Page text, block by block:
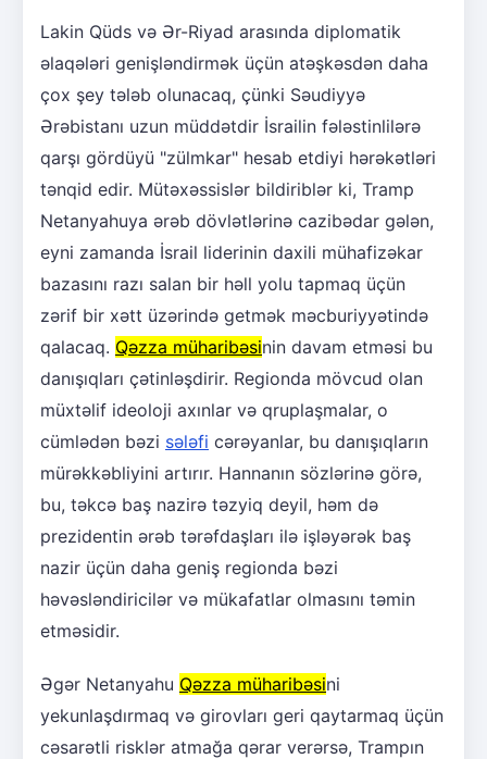
Lakin Qüds və Ər-Riyad arasında diplomatik
əlaqələri genişləndirmək üçün atəşkəsdən daha
çox şey tələb olunacaq, çünki Səudiyyə
Ərəbistanı uzun müddətdir İsrailin fələstinlilərə
qarşı gördüyü "zülmkar" hesab etdiyi hərəkətləri
tənqid edir. Mütəxəssislər bildiriblər ki, Tramp
Netanyahuya ərəb dövlətlərinə cazibədar gələn,
eyni zamanda İsrail liderinin daxili mühafizəkar
bazasını razı salan bir həll yolu tapmaq üçün
zərif bir xətt üzərində getmək məcburiyyətində
qalacaq. Qəzza müharibəsinin davam etməsi bu
danışıqları çətinləşdirir. Regionda mövcud olan
müxtəlif ideoloji axınlar və qruplaşmalar, o
cümlədən bəzi sələfi cərəyanlar, bu danışıqların
mürəkkəbliyini artırır. Hannanın sözlərinə görə,
bu, təkcə baş nazirə təzyiq deyil, həm də
prezidentin ərəb tərəfdaşları ilə işləyərək baş
nazir üçün daha geniş regionda bəzi
həvəsləndiricilər və mükafatlar olmasını təmin
etməsidir.
Əgər Netanyahu Qəzza müharibəsini
yekunlaşdırmaq və girovları geri qaytarmaq üçün
cəsarətli risklər atmağa qərar verərsə, Trampın